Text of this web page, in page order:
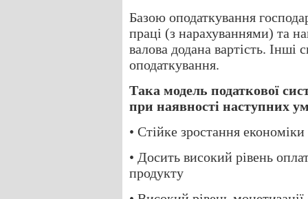
Базою оподаткування
праці (з нарахуваннями) та
валова додана вартість. Інші
оподаткування.
Така модель податкової
при наявності наступних
• Стійке зростання економіки
• Досить високий рівень
продукту